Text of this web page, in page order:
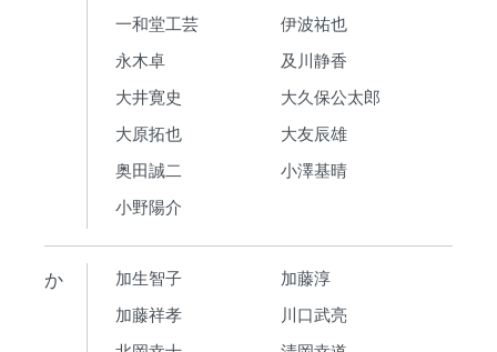
一和堂工芸
伊波祐也
永木卓
及川静香
大井寛史
大久保公太郎
大原拓也
大友辰雄
奥田誠二
小澤基晴
小野陽介
か 加生智子
加藤淳
加藤祥孝
川口武亮